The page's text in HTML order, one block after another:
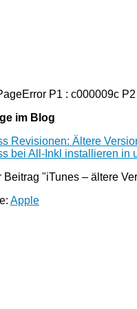
P1 : c000009c
im Blog
Revisionen: Ältere
bei All-Inkl installieren in
Beitrag "iTunes – ältere
Apple